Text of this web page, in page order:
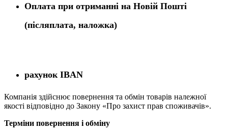
Оплата при отриманні на Новій Пошті
(післяплата, наложка)
рахунок IBAN
Компанія здійснює повернення та обмін товарів належної
якості відповідно до Закону «Про захист прав споживачів».
Терміни повернення і обміну